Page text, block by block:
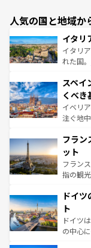
人気の国と地域か
イタリ
イタリ
れた国。
ろん、
景など
ピザや
できる
なお、
しい。
スペイ
くべき
イベリ
注ぐ地
文化が
れる闘
る。首
アート
せる。
ンテン
フラン
ット
フラン
指の観
で、幅
聖堂、
から魅
れ、フ
ドイ
ト
ドイツ
の中心